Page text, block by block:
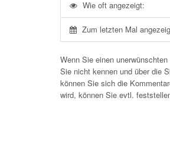
Wie oft angezeigt:
Zum letzten Mal
Wenn Sie einen
Sie nicht kennen und über die
können Sie sich die
wird, können Sie evtl.